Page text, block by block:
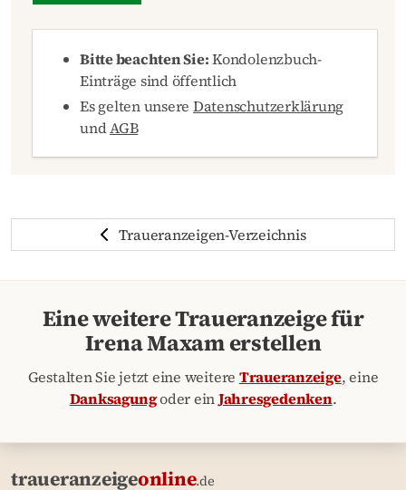
Bitte beachten Sie:Kondolenzbuch-
Einträge sind öffentlich
Es gelten unsere Datenschutzerklärung
undAGB
Traueranzeigen-Verzeichnis
Eine weitere Traueranzeige für
Irena Maxam erstellen
Gestalten Sie jetzt eine weitere Traueranzeige, eine
Danksagungoder einJahresgedenken.
traueranzeigeonline.de